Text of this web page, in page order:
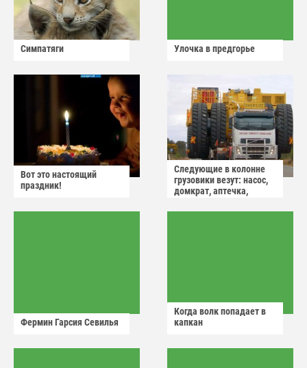
Симпатяги Улочка в предгорье
Вот это настоящий
праздник!
Следующие в колонне
грузовики везут: насос,
домкрат, аптечка,
Фермин Гарсия Севилья
Когда волк попадает в
капкан